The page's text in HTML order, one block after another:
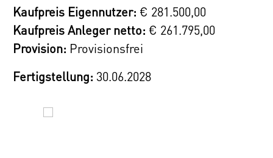
Für alle Eigentümer, auch in den oberen
Geschossen, offeriert sich die besondere
optionale Möglichkeit eines eigenen
Gartenabteils. Alle Gärten werden mit
37 PKW-Stellplätze stehen in der
Kaufpreis Eigennutzer: € 281.500,00
Kaufpreis Anleger netto: € 261.795,00
Provision: Provisionsfrei
Fertigstellung: 30.06.2028